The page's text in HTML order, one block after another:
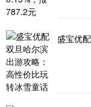
盛宝优